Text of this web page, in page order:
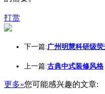
打赏
下一篇:广州明慧科研级
上一篇:古典中式装修风格
更多»您可能感兴趣的文章: